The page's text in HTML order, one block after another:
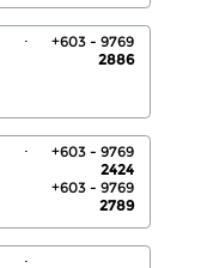
.
+603 - 9769
2886
.
+603 - 9769
2424
+603 - 9769
2789
.